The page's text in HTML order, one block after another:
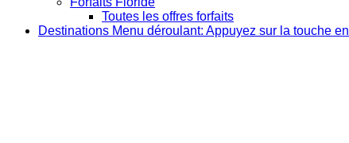
Toutes les offres forfaits
Destinations Menu déroulant: Appuyez sur la touche